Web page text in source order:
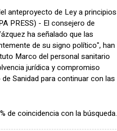
anteproyecto de Ley a principios
PRESS) - El consejero de
ha señalado que las
de su signo político", han
Marco del personal sanitario
jurídica y compromiso
Sanidad para continuar con las
de coincidencia con la búsqueda.